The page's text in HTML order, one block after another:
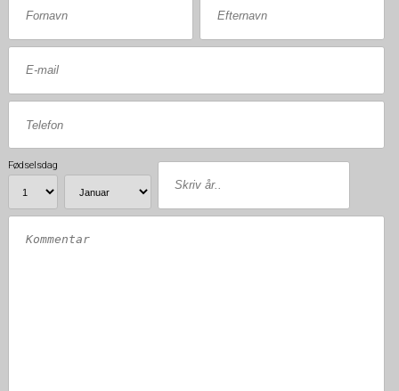
Fødselsdag